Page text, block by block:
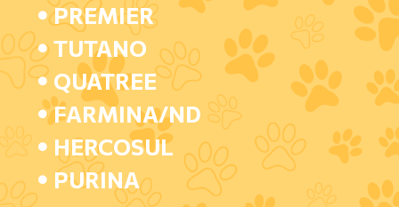
PREMIER
TUTANO
QUATREE
FARMINA/ND
HERCOSUL
PURINA